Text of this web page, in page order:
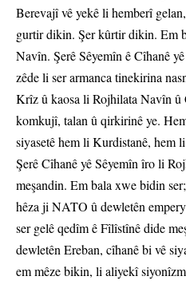
Berevajî vê yekê li hemberî
gurtir dikin. Şer kûrtir dikin. Em
Navîn. Şerê Sêyemîn ê Cîhanê
zêde li ser armanca tinekirina
Krîz û kaosa li Rojhilata Navîn û
komkujî, talan û qirkirinê ye.
siyasetê hem li Kurdistanê, hem
Şerê Cîhanê yê Sêyemîn îro li
meşandin. Em bala xwe bidin
hêza ji NATO û dewletên
ser gelê qedîm ê Fîlîstînê dide
dewletên Ereban, cîhanê bi vê
em mêze bikin, li aliyekî